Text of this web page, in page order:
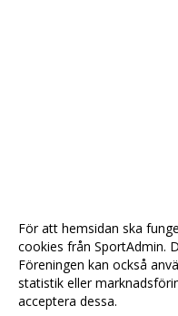
För att hemsidan ska
cookies från SportAdmin.
Föreningen kan också
statistik eller
acceptera dessa.